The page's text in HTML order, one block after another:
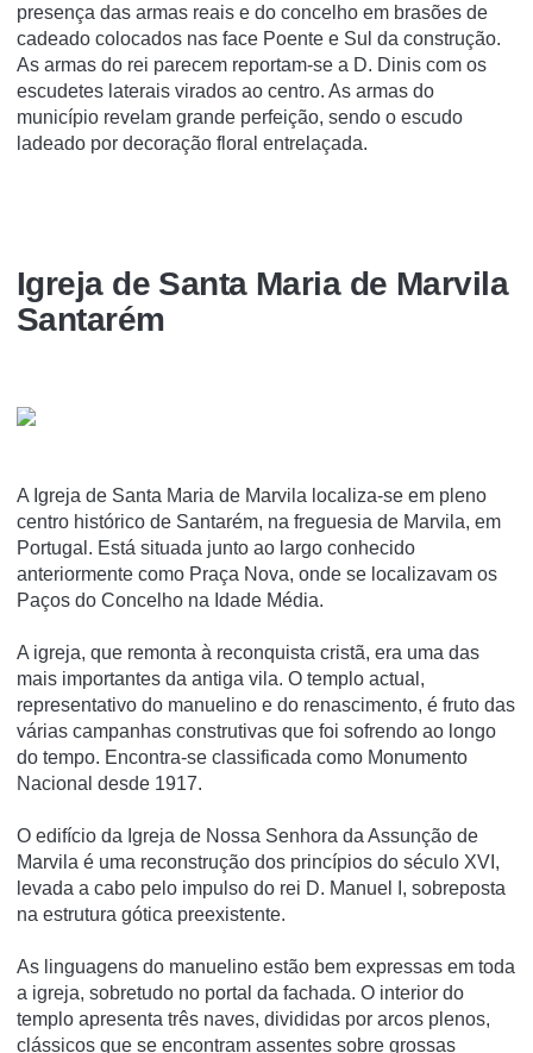
presença das armas reais e do concelho em brasões de
cadeado colocados nas face Poente e Sul da construção.
As armas do rei parecem reportam-se a D. Dinis com os
escudetes laterais virados ao centro. As armas do
município revelam grande perfeição, sendo o escudo
ladeado por decoração floral entrelaçada.
Igreja de Santa Maria de Marvila
Santarém
A Igreja de Santa Maria de Marvila localiza-se em pleno
centro histórico de Santarém, na freguesia de Marvila, em
Portugal. Está situada junto ao largo conhecido
anteriormente como Praça Nova, onde se localizavam os
Paços do Concelho na Idade Média.
A igreja, que remonta à reconquista cristã, era uma das
mais importantes da antiga vila. O templo actual,
representativo do manuelino e do renascimento, é fruto das
várias campanhas construtivas que foi sofrendo ao longo
do tempo. Encontra-se classificada como Monumento
Nacional desde 1917.
O edifício da Igreja de Nossa Senhora da Assunção de
Marvila é uma reconstrução dos princípios do século XVI,
levada a cabo pelo impulso do rei D. Manuel I, sobreposta
na estrutura gótica preexistente.
As linguagens do manuelino estão bem expressas em toda
a igreja, sobretudo no portal da fachada. O interior do
templo apresenta três naves, divididas por arcos plenos,
clássicos que se encontram assentes sobre grossas